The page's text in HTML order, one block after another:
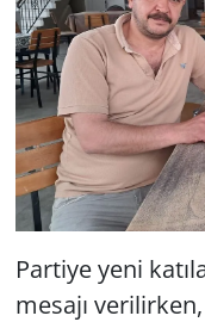
Partiye yeni
mesajı